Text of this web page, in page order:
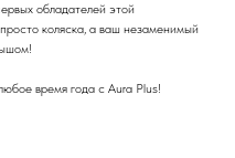
обладателей этой
коляска, а ваш незаменимый
время года с Aura Plus!